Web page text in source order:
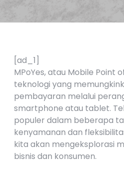
[ad_1]
MPoYes, atau Mobile Point
teknologi yang
pembayaran melalui
smartphone atau tablet.
populer dalam beberapa
kenyamanan dan
kita akan mengeksplorasi
bisnis dan konsumen.